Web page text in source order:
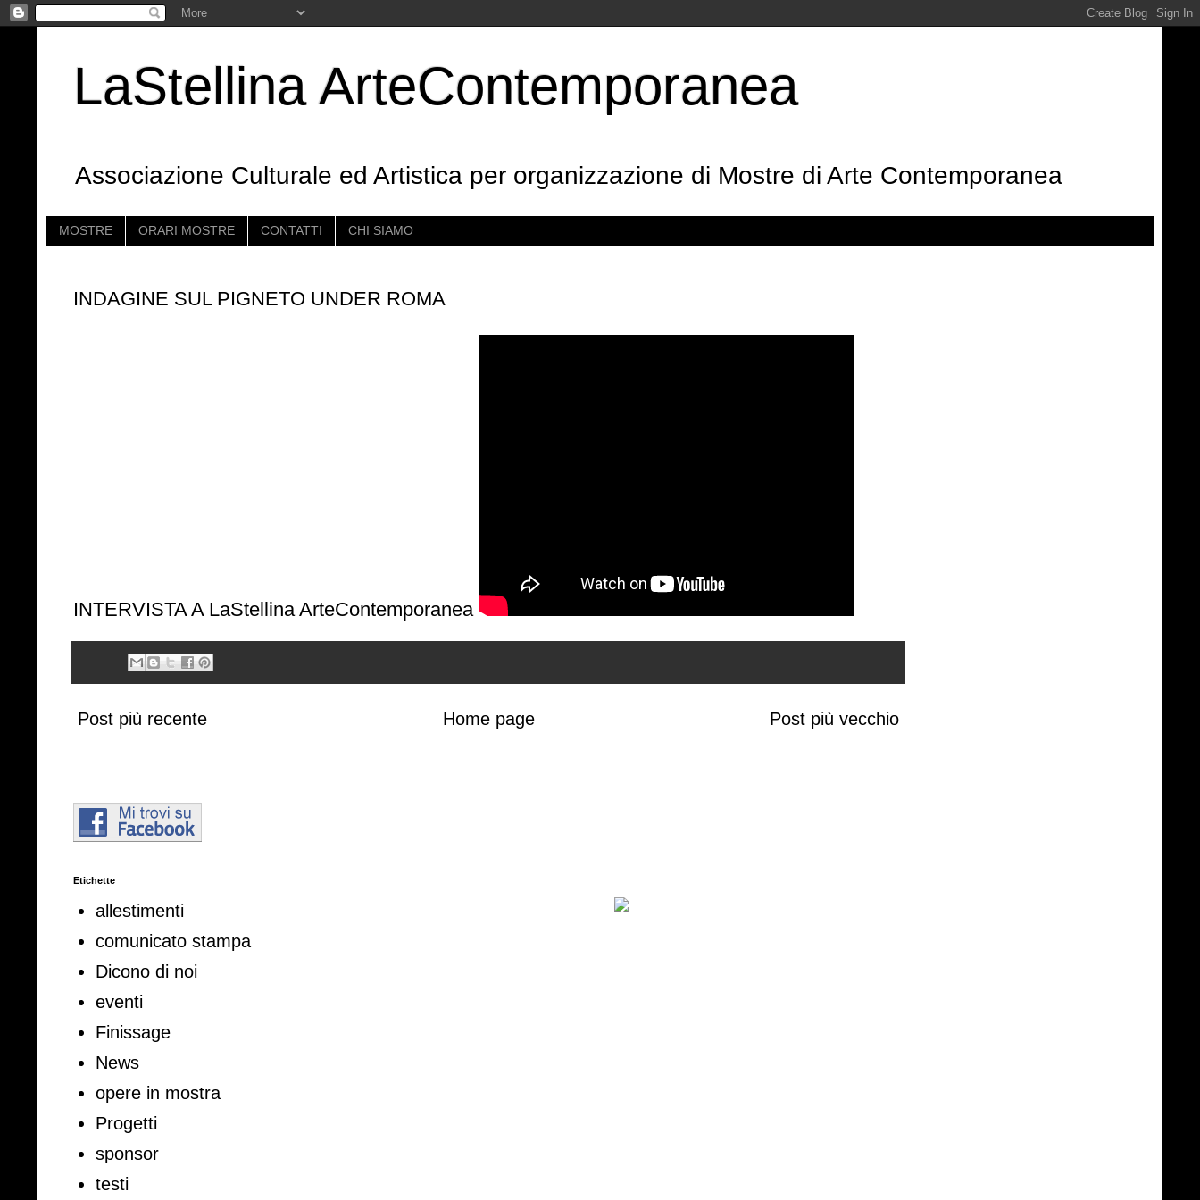
LaStellina ArteContemporanea
Associazione Culturale ed Artistica per organizzazione di Mostre di Arte Contemporanea
MOSTRE ORARI MOSTRE CONTATTI CHI SIAMO
INDAGINE SUL PIGNETO UNDER ROMA
INTERVISTA A LaStellina ArteContemporanea
Post più recente Post più vecchio
Home page
Etichette
allestimenti
comunicato stampa
Dicono di noi
eventi
Finissage
News
opere in mostra
Progetti
sponsor
testi